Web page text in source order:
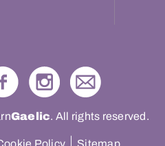
Gaelic. All rights reserved.